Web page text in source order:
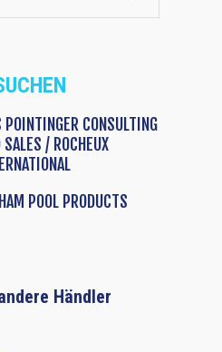
POINTINGER CONSULTING
SALES / ROCHEUX
POOL PRODUCTS
Händler